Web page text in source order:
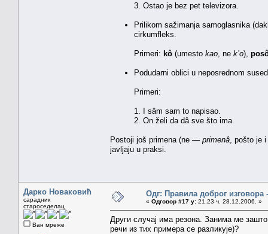
3. Ostao je bez pet televizora.
Prilikom sažimanja samoglasnika
cirkumfleks.
Primeri: kô (umesto kao , ne k’o),
Podudarni oblici u neposrednom
Primeri:
1. I sâm sam to napisao.
2. On želi da dâ sve što ima.
Postoji još primena (ne — primenâ , pošto je
javljaju u praksi.
Дарко Новаковић
сарадник
староседелац
Ван мреже
Одг: Правила доброг изговора
« Одговор #17 у: 21.23 ч. 28.12.2006. »
Други случај има резона. Занима ме зашто
речи из тих примера се разликује)?